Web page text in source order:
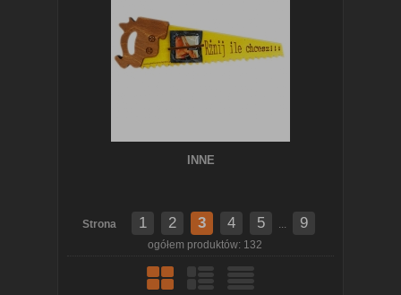
INNE
Strona 1 2 3 4 5 ... 9
ogółem produktów: 132